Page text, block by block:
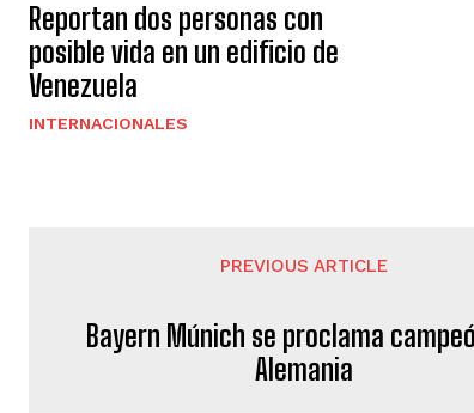
Reportan dos personas con
posible vida en un edificio de
Venezuela
INTERNACIONALES
PREVIOUS ARTICLE
Bayern Múnich se proclama
Alemania